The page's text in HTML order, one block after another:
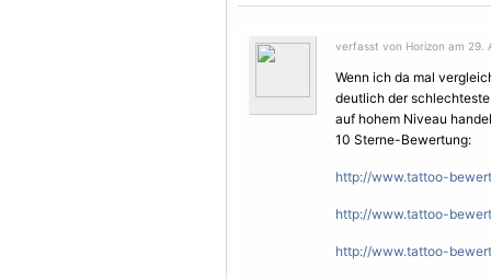
verfasst von Horizon am 29.
Wenn ich da mal
deutlich der
auf hohem Niveau
10 Sterne-Bewertung:
http://www.tattoo-
http://www.tattoo-
http://www.tattoo-